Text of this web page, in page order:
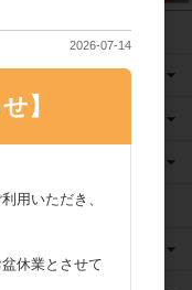
2026-07-14
】
用いただき、
休業とさせて